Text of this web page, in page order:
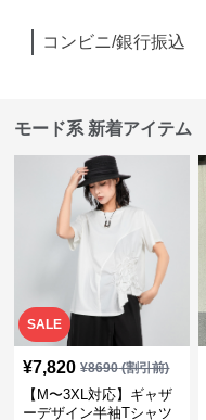
コンビニ/銀行振込
モード系 新着アイテム
SALE
¥7,820 ¥8690(割引前)
【M〜3XL対応】ギャザ
ーデザイン半袖Tシャツ